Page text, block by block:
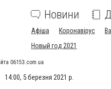
Новини
Афіша Коронавірус
Новый год 2021
06153.сom.ua
14:00, 5 березня 2021 р.